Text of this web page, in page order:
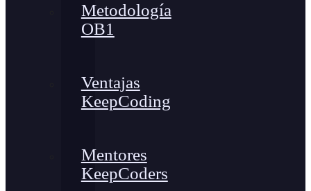
Metodología
OB1
Ventajas
KeepCoding
Mentores
KeepCoders